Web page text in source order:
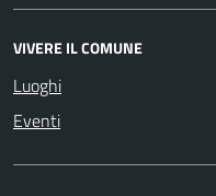
VIVERE IL COMUNE
Luoghi
Eventi